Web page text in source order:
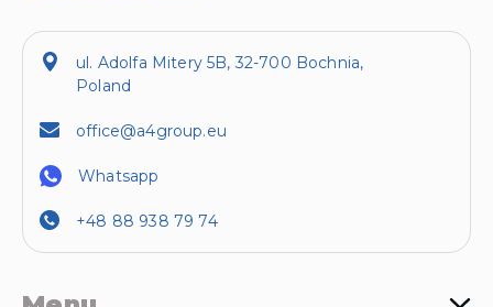
ul. Adolfa Mitery 5B, 32-700 Bochnia,
Poland
office@a4group.eu
Whatsapp
+48 88 938 79 74